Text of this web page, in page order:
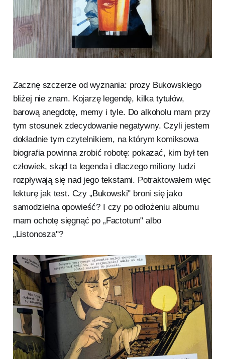
Zacznę szczerze od wyznania: prozy Bukowskiego
bliżej nie znam. Kojarzę legendę, kilka tytułów,
barową anegdotę, memy i tyle. Do alkoholu mam przy
tym stosunek zdecydowanie negatywny. Czyli jestem
dokładnie tym czytelnikiem, na którym komiksowa
biografia powinna zrobić robotę: pokazać, kim był ten
człowiek, skąd ta legenda i dlaczego miliony ludzi
rozpływają się nad jego tekstami. Potraktowałem więc
lekturę jak test. Czy „Bukowski" broni się jako
samodzielna opowieść? I czy po odłożeniu albumu
mam ochotę sięgnąć po „Factotum" albo
„Listonosza"?